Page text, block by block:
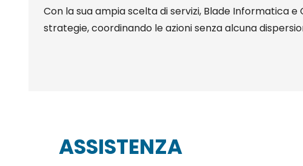
Con la sua ampia scelta di servizi, Blade Informatica
strategie, coordinando le azioni senza alcuna
ASSISTENZA